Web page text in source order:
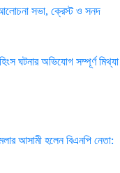
সভা, ক্রেস্ট ও সনদ
ঘটনার অভিযোগ সম্পূর্ণ মিথ্যা
আসামী হলেন বিএনপি নেতা: